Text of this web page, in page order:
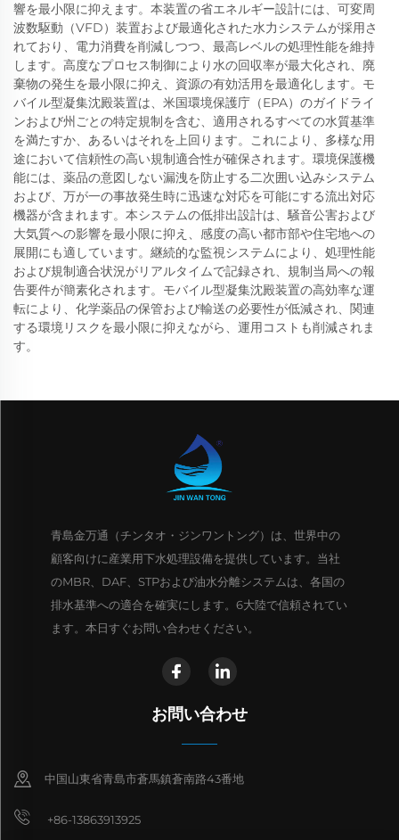
響を最小限に抑えます。本装置の省エネルギー設計には、可変周
波数駆動（VFD）装置および最適化された水力システムが採用さ
れており、電力消費を削減しつつ、最高レベルの処理性能を維持
します。高度なプロセス制御により水の回収率が最大化され、廃
棄物の発生を最小限に抑え、資源の有効活用を最適化します。モ
バイル型凝集沈殿装置は、米国環境保護庁（EPA）のガイドライ
ンおよび州ごとの特定規制を含む、適用されるすべての水質基準
を満たすか、あるいはそれを上回ります。これにより、多様な用
途において信頼性の高い規制適合性が確保されます。環境保護機
能には、薬品の意図しない漏洩を防止する二次囲い込みシステム
および、万が一の事故発生時に迅速な対応を可能にする流出対応
機器が含まれます。本システムの低排出設計は、騒音公害および
大気質への影響を最小限に抑え、感度の高い都市部や住宅地への
展開にも適しています。継続的な監視システムにより、処理性能
および規制適合状況がリアルタイムで記録され、規制当局への報
告要件が簡素化されます。モバイル型凝集沈殿装置の高効率な運
転により、化学薬品の保管および輸送の必要性が低減され、関連
する環境リスクを最小限に抑えながら、運用コストも削減されま
す。
青島金万通（チンタオ・ジンワントング）は、世界中の
顧客向けに産業用下水処理設備を提供しています。当社
のMBR、DAF、STPおよび油水分離システムは、各国の
排水基準への適合を確実にします。6大陸で信頼されてい
ます。本日すぐお問い合わせください。
お問い合わせ
中国山東省青島市蒼馬鎮蒼南路43番地
+86-13863913925